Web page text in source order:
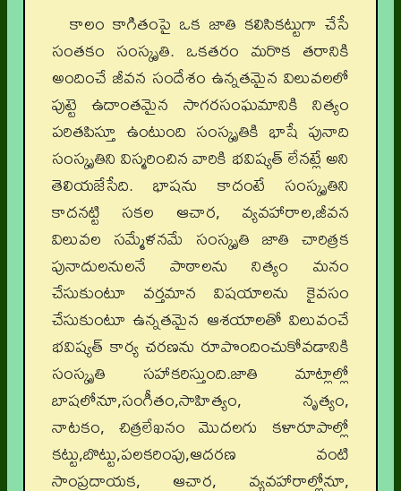
కాలం కాగితంపై ఒక జాతి కలిసికట్టుగా చేసే
సంతకం సంస్కృతి. ఒకతరం మరొక తరానికి
అందించే జీవన సందేశం ఉన్నతమైన విలువలలో
పుట్టె ఉదాంతమైన సాగరసంఘమానికి నిత్యం
పరితపిస్తూ ఉంటుంది సంస్కృతికి భాషే పునాది
సంస్కృతిని విస్మరించిన వారికి భవిష్యత్ లేనట్లే అని
తెలియజేసేది. భాషను కాదంటే సంస్కృతిని
కాదనట్టి సకల ఆచార, వ్యవహారాల,జీవన
విలువల సమ్మేళనమే సంస్కృతి జాతి చారిత్రక
పునాదులనులనే పాఠాలను నిత్యం మనం
చేసుకుంటూ వర్తమాన విషయాలను కైవసం
చేసుకుంటూ ఉన్నతమైన ఆశయాలతో విలువంచే
భవిష్యత్ కార్య చరణను రూపొందించుకోవడానికి
సంస్కృతి సహాకరిస్తుంది.జాతి మాట్లాల్లో
బాషలోనూ,సంగీతం,సాహిత్యం, నృత్యం,
నాటకం, చిత్రలేఖనం మొదలగు కళారూపాల్లో
కట్టు,బొట్టు,పలకరింపు,ఆదరణ వంటి
సాంప్రదాయక, ఆచార, వ్యవహారాల్లోనూ,